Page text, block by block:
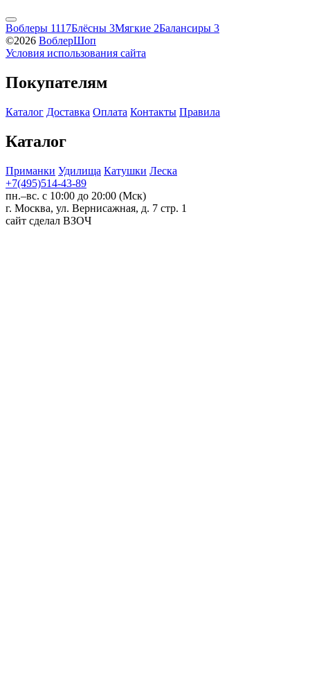
Воблеры 1117Блёсны 3Мягкие 2Балансиры 3
©2026 ВоблерШоп
Условия использования сайта
Покупателям
Каталог Доставка Оплата Контакты Правила
Каталог
Приманки Удилища Катушки Леска
+7(495)514-43-89
пн.–вс. с 10:00 до 20:00 (Мск)
г. Москва, ул. Вернисажная, д. 7 стр. 1
сайт сделал ВЗОЧ